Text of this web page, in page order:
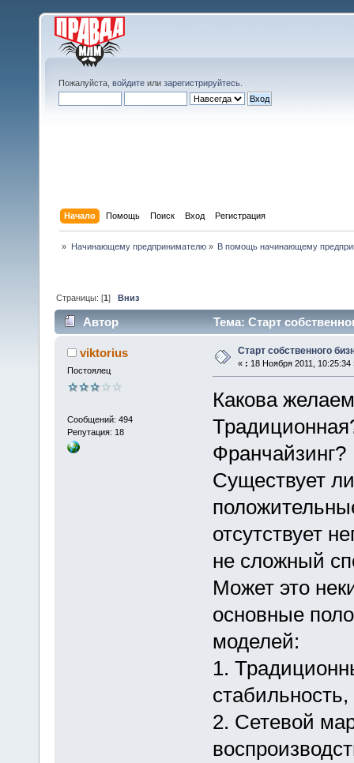
Пожалуйста, войдите или зарегистрируйтесь
Начало Помощь Поиск Вход Регистрация
» Начинающему предпринимателю» В помощь начинающему
Страницы: [1]Вниз
Автор Тема: Старт
viktorius
Постоялец
Сообщений: 494
Репутация: 18
Старт собственного
« : 18 Ноября 2011, 10:25:34
Какова
Франчайзинг?
Существует
отсутствует
не сложный
Может это
основные
моделей:
1.
2. Сетевой